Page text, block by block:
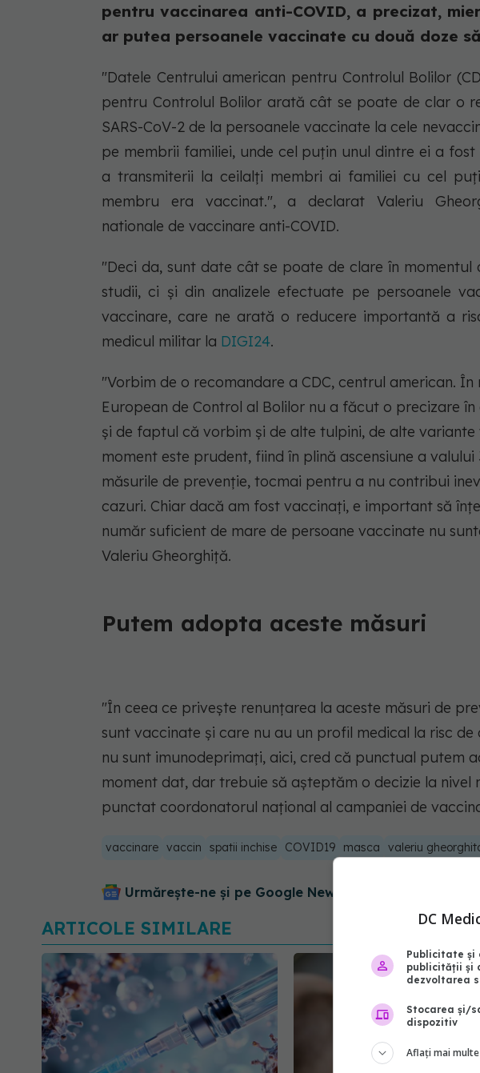
pentru vaccinarea anti-COVID, a precizat,
ar putea persoanele vaccinate cu două doze
"Datele Centrului american pentru Controlul Bolilor
pentru Controlul Bolilor arată cât se poate de clar o
SARS-CoV-2 de la persoanele vaccinate la cele
pe membrii familiei, unde cel puțin unul dintre ei a
a transmiterii la ceilalți membri ai familiei cu cel
membru era vaccinat.", a declarat Valeriu
nationale de vaccinare anti-COVID.
"Deci da, sunt date cât se poate de clare în
studii, ci și din analizele efectuate pe persoanele
vaccinare, care ne arată o reducere importantă a
medicul militar la DIGI24.
"Vorbim de o recomandare a CDC, centrul american.
European de Control al Bolilor nu a făcut o precizare
și de faptul că vorbim și de alte tulpini, de alte
moment este prudent, fiind în plină ascensiune a
măsurile de prevenție, tocmai pentru a nu contribui
cazuri. Chiar dacă am fost vaccinați, e important să
număr suficient de mare de persoane vaccinate nu
Valeriu Gheorghiță.
Putem adopta aceste măsuri
"În ceea ce privește renunțarea la aceste măsuri de
sunt vaccinate și care nu au un profil medical la risc
nu sunt imunodeprimați, aici, cred că punctual putem
moment dat, dar trebuie să așteptăm o decizie la nivel
punctat coordonatorul național al campaniei de
vaccinare vaccin spatii inchise COVID19 masca valeriu
Urmărește-ne și pe Google News - abonează‑te!
ARTICOLE SIMILARE DC
Publicitate și
publicității și
dezvoltarea
Stocarea și/
dispozitiv
Aflați mai multe